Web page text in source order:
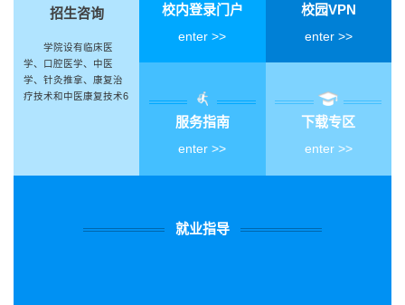
招生咨询
学院设有临床医
学、口腔医学、中医
学、针灸推拿、康复治
疗技术和中医康复技术6
校内登录门户
enter >>
校园VPN
enter >>
服务指南
enter >>
下载专区
enter >>
就业指导